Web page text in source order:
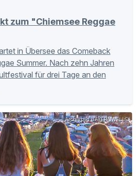
zum "Chiemsee Reggae
in Übersee das Comeback
Summer. Nach zehn Jahren
für drei Tage an den
Archivbild BAYERNWELLE